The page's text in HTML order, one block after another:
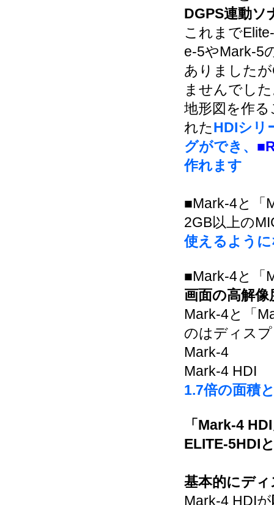
DGPS連動ソ
これまで
e-5やMark-5
ありました
ませんでし
地形図を作
れたHDIシリ
グができ、 ■
作れます
■Mark-4と「
2GB以上の
使えるよう
■Mark-4と「
画面の高解像
Mark-4と「
のはディス
Mark-4
Mark-4
1.7倍の面積
「Mark-4
ELITE-5HDI
基本的にデ
Mark-4 HDIが